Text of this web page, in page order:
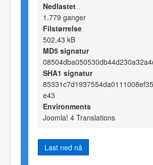
Nedlastet
1.779 ganger
Filstørrelse
502,43 kB
MD5 signatur
SHA1 signatur
e43
Environments
Joomla! 4 Translations
Last ned nå